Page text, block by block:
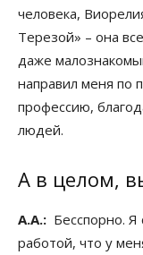
человека,
Терезой» – она
даже
направил меня по
профессию,
людей.
А в целом,
А.А.: Бесспорно. Я
работой, что у